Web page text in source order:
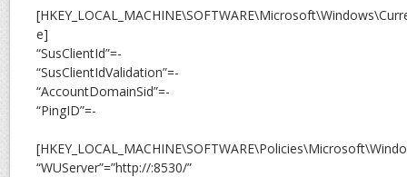
e]
“SusClientId”=-
“SusClientIdValidation”=-
“AccountDomainSid”=-
“PingID”=-
“WUServer”=”http://:8530/”